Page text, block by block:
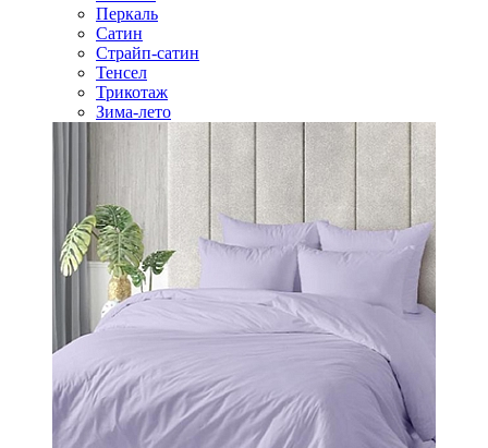
Перкаль
Сатин
Страйп-сатин
Тенсел
Трикотаж
Зима-лето